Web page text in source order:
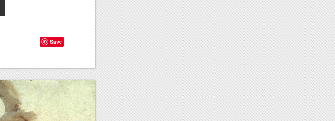
Save